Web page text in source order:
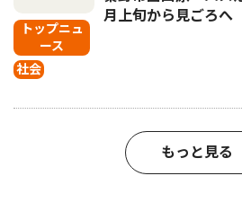
トップニュ
ース
社会
月上旬から見ごろへ
もっと見る